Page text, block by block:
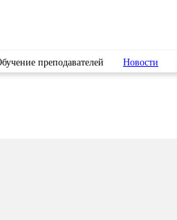
преподавателей Новости